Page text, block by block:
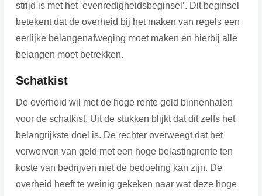
strijd is met het ‘evenredigheidsbeginsel’. Dit beginsel
betekent dat de overheid bij het maken van regels een
eerlijke belangenafweging moet maken en hierbij alle
belangen moet betrekken.
Schatkist
De overheid wil met de hoge rente geld binnenhalen
voor de schatkist. Uit de stukken blijkt dat dit zelfs het
belangrijkste doel is. De rechter overweegt dat het
verwerven van geld met een hoge belastingrente ten
koste van bedrijven niet de bedoeling kan zijn. De
overheid heeft te weinig gekeken naar wat deze hoge